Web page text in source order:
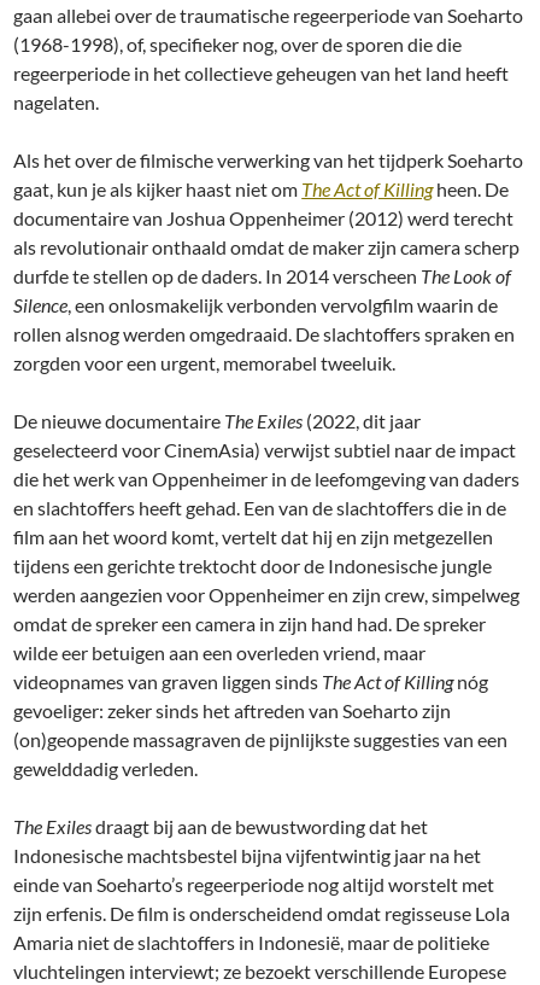
gaan allebei over de traumatische regeerperiode van Soeharto
(1968-1998), of, specifieker nog, over de sporen die die
regeerperiode in het collectieve geheugen van het land heeft
nagelaten.
Als het over de filmische verwerking van het tijdperk Soeharto
gaat, kun je als kijker haast niet om The Act of Killingheen. De
documentaire van Joshua Oppenheimer (2012) werd terecht
als revolutionair onthaald omdat de maker zijn camera scherp
durfde te stellen op de daders. In 2014 verscheen The Look of
Silence, een onlosmakelijk verbonden vervolgfilm waarin de
rollen alsnog werden omgedraaid. De slachtoffers spraken en
zorgden voor een urgent, memorabel tweeluik.
De nieuwe documentaire The Exiles (2022, dit jaar
geselecteerd voor CinemAsia) verwijst subtiel naar de impact
die het werk van Oppenheimer in de leefomgeving van daders
en slachtoffers heeft gehad. Een van de slachtoffers die in de
film aan het woord komt, vertelt dat hij en zijn metgezellen
tijdens een gerichte trektocht door de Indonesische jungle
werden aangezien voor Oppenheimer en zijn crew, simpelweg
omdat de spreker een camera in zijn hand had. De spreker
wilde eer betuigen aan een overleden vriend, maar
videopnames van graven liggen sinds The Act of Killingnóg
gevoeliger: zeker sinds het aftreden van Soeharto zijn
(on)geopende massagraven de pijnlijkste suggesties van een
gewelddadig verleden.
The Exilesdraagt bij aan de bewustwording dat het
Indonesische machtsbestel bijna vijfentwintig jaar na het
einde van Soeharto’s regeerperiode nog altijd worstelt met
zijn erfenis. De film is onderscheidend omdat regisseuse Lola
Amaria niet de slachtoffers in Indonesië, maar de politieke
vluchtelingen interviewt; ze bezoekt verschillende Europese